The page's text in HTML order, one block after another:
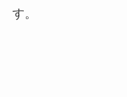
す。